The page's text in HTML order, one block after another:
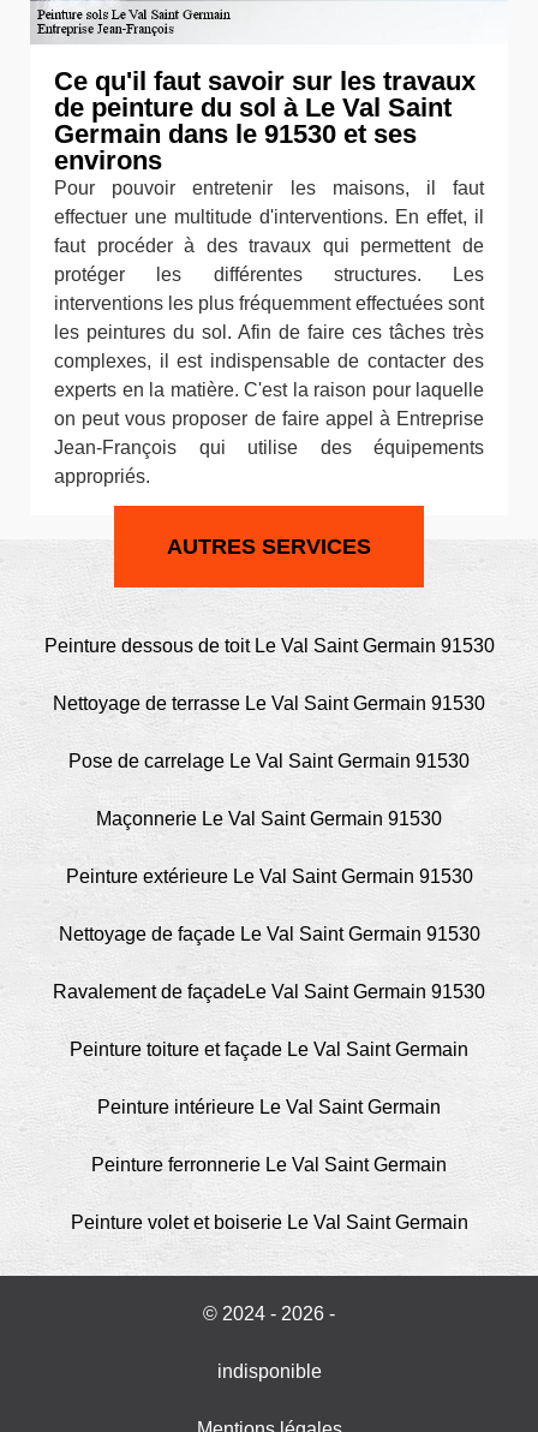
Ce qu'il faut savoir sur les travaux
de peinture du sol à Le Val Saint
Germain dans le 91530 et ses
environs
Pour pouvoir entretenir les maisons, il faut
effectuer une multitude d'interventions. En effet, il
faut procéder à des travaux qui permettent de
protéger les différentes structures. Les
interventions les plus fréquemment effectuées sont
les peintures du sol. Afin de faire ces tâches très
complexes, il est indispensable de contacter des
experts en la matière. C'est la raison pour laquelle
on peut vous proposer de faire appel à Entreprise
Jean-François qui utilise des équipements
appropriés.
AUTRES SERVICES
Peinture dessous de toit Le Val Saint Germain 91530
Nettoyage de terrasse Le Val Saint Germain 91530
Pose de carrelage Le Val Saint Germain 91530
Maçonnerie Le Val Saint Germain 91530
Peinture extérieure Le Val Saint Germain 91530
Nettoyage de façade Le Val Saint Germain 91530
Ravalement de façadeLe Val Saint Germain 91530
Peinture toiture et façade Le Val Saint Germain
Peinture intérieure Le Val Saint Germain
Peinture ferronnerie Le Val Saint Germain
Peinture volet et boiserie Le Val Saint Germain
© 2024 - 2026 -
indisponible